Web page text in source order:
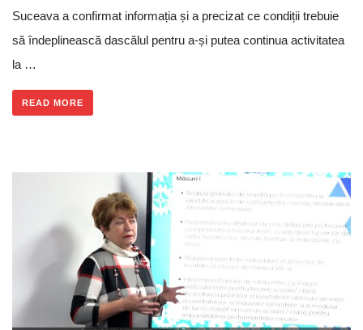
Suceava a confirmat informația și a precizat ce condiții trebuie
să îndeplinească dascălul pentru a-și putea continua activitatea
la …
READ MORE